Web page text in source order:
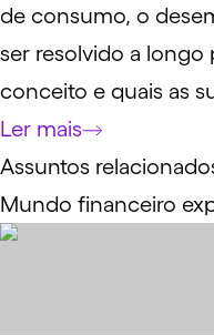
de consumo, o
ser resolvido a longo
conceito e quais as
Ler mais
Assuntos
Mundo financeiro